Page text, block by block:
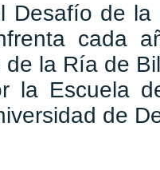
Desafío de
cada
la Ría de
la Escuela
de